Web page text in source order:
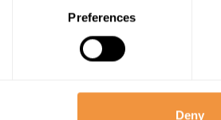
Preferences
Deny